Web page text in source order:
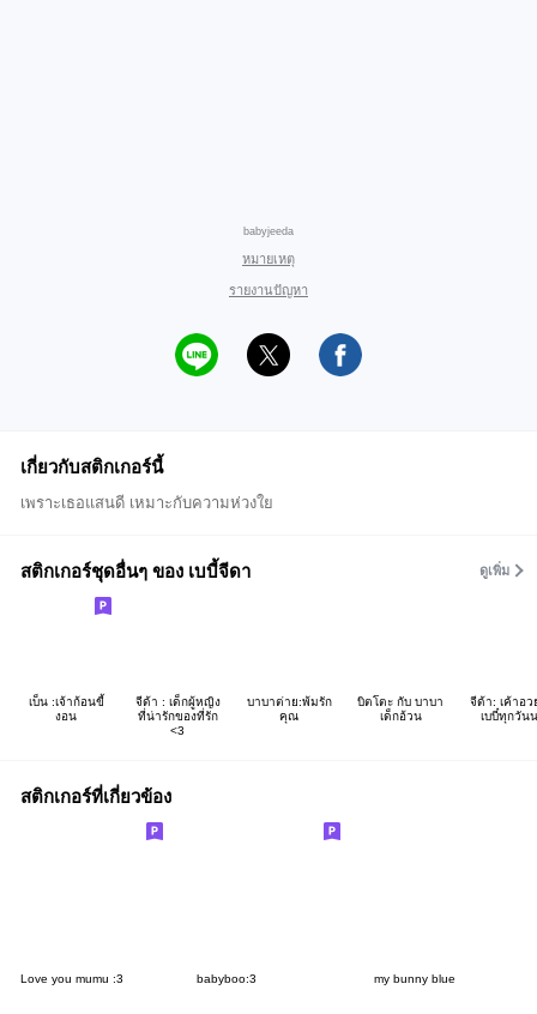
babyjeeda
หมายเหตุ
รายงานปัญหา
เกี่ยวกับสติกเกอร์นี้
เพราะเธอแสนดี เหมาะกับความห่วงใย
สติกเกอร์ชุดอื่นๆ ของ เบบี้จีดา ดูเพิ่ม
เบ็น :เจ้าก้อนขี้
งอน
จีด้า : เด็กผู้หญิง
ที่น่ารักของที่รัก
<3
บาบาต่าย:พ้มรัก
คุณ
บิตโตะ กับ บาบา
เด็กอ้วน
จีด้า: เค้าอว
เบบี๋ทุกวัน
สติกเกอร์ที่เกี่ยวข้อง
Love you mumu :3 babyboo:3 my bunny blue